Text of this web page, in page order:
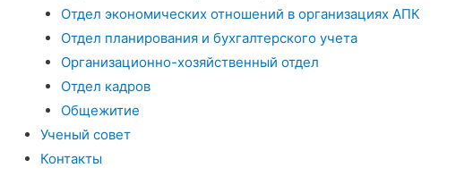
Отдел экономических отношений в организациях АПК
Отдел планирования и бухгалтерского учета
Организационно-хозяйственный отдел
Отдел кадров
Общежитие
Ученый совет
Контакты